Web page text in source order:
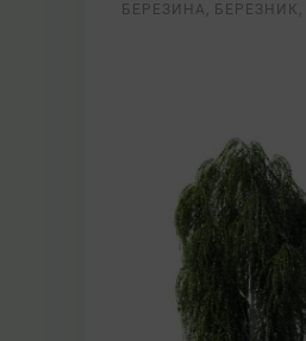
БЕРЕЗИНА,